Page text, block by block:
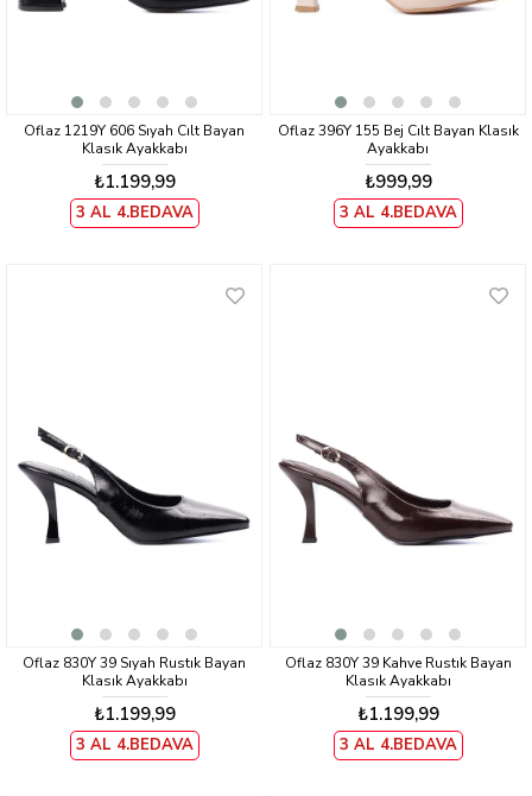
Oflaz 1219Y 606 Sıyah Cılt Bayan
Klasık Ayakkabı
₺1.199,99
3 AL 4.BEDAVA
Oflaz 396Y 155 Bej Cılt Bayan Klasık
Ayakkabı
₺999,99
3 AL 4.BEDAVA
Oflaz 830Y 39 Sıyah Rustık Bayan
Klasık Ayakkabı
₺1.199,99
3 AL 4.BEDAVA
Oflaz 830Y 39 Kahve Rustık Bayan
Klasık Ayakkabı
₺1.199,99
3 AL 4.BEDAVA